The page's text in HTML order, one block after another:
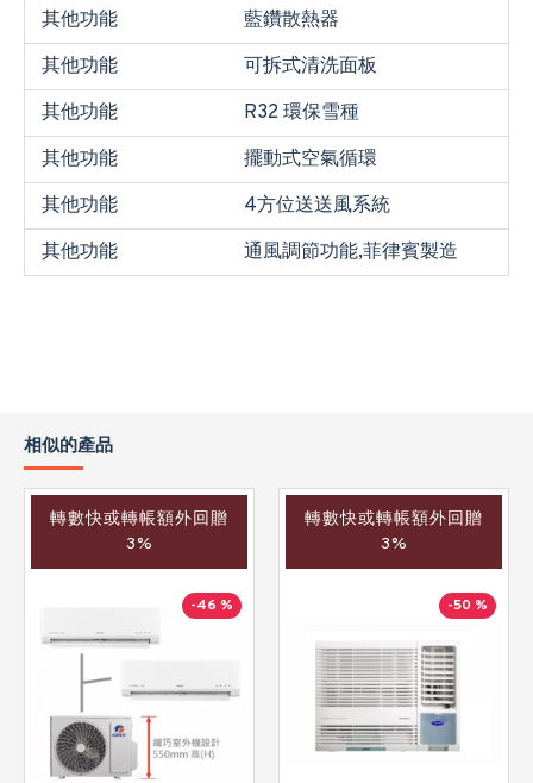
其他功能
藍鑽散熱器
其他功能
可拆式清洗面板
其他功能
R32 環保雪種
其他功能
擺動式空氣循環
其他功能
4方位送送風系統
其他功能
通風調節功能,菲律賓製造
相似的產品
轉數快或轉帳額外回贈
3%
-46 %
轉數快或轉帳額外回贈
3%
-50 %